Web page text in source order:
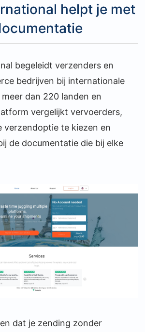
helpt je met
begeleidt verzenders en
bedrijven bij internationale
dan 220 landen en
vergelijkt vervoerders,
verzendoptie te kiezen en
de documentatie die bij elke
dat je zending zonder